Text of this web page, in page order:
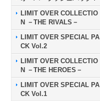
LIMIT OVER COLLECTIO
N －THE RIVALS－
LIMIT OVER SPECIAL PA
CK Vol.2
LIMIT OVER COLLECTIO
N －THE HEROES－
LIMIT OVER SPECIAL PA
CK Vol.1